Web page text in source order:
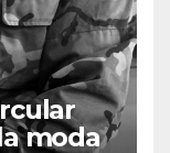
moda